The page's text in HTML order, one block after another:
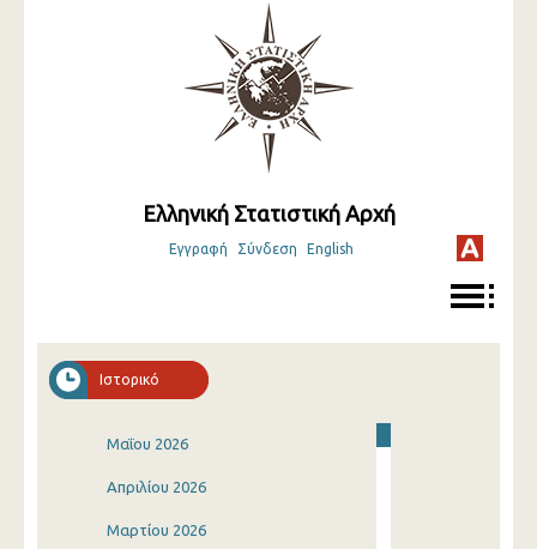
Ελληνική Στατιστική Αρχή
Εγγραφή Σύνδεση English
Ιστορικό
Μαΐου 2026
Απριλίου 2026
Μαρτίου 2026